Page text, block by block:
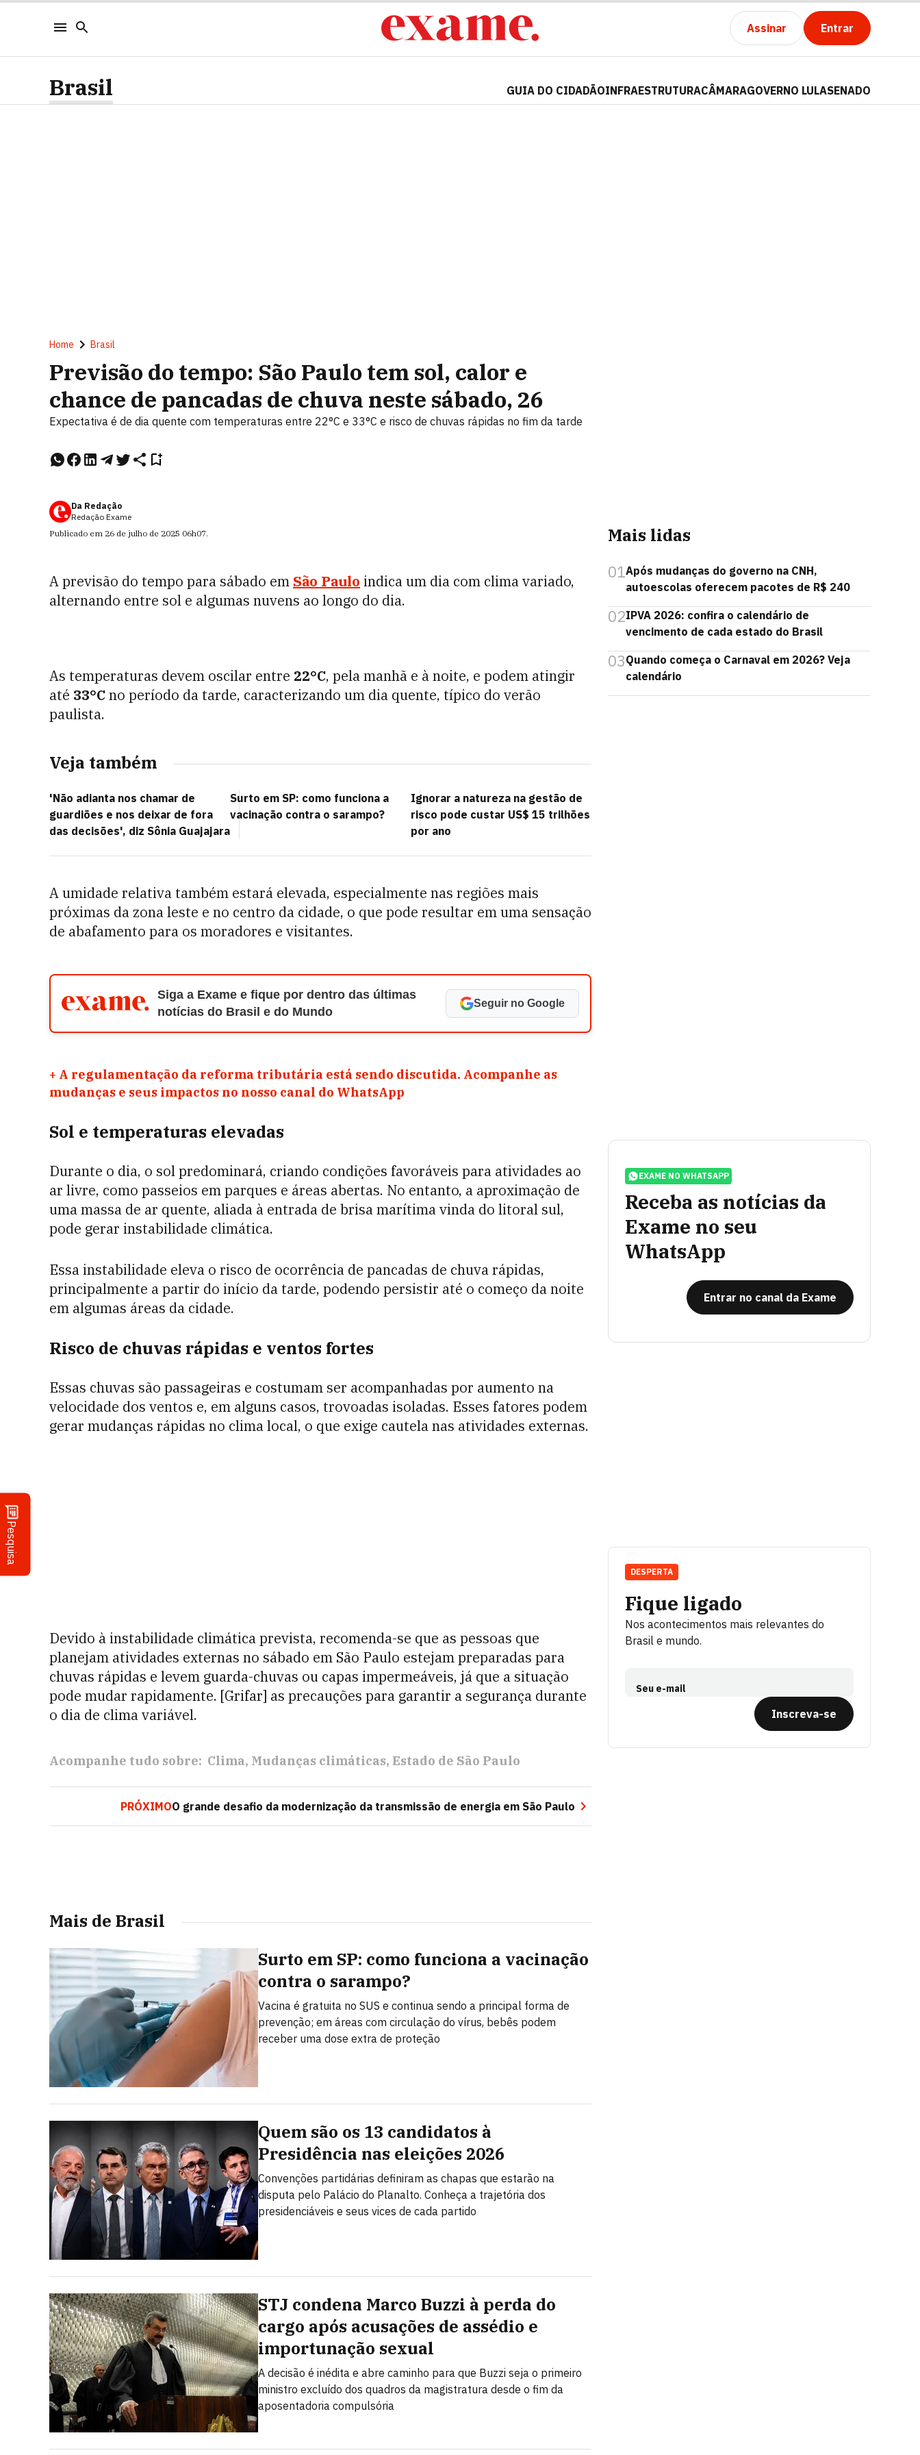
Assinar Entrar
Pesquisa
Brasil GUIA DO CIDADÃOINFRAESTRUTURACÂMARAGOVERNO LULASENADO
Home Brasil
Previsão do tempo: São Paulo tem sol, calor e
chance de pancadas de chuva neste sábado, 26
Expectativa é de dia quente com temperaturas entre 22°C e 33°C e risco de chuvas rápidas no fim da tarde
Da Redação
Redação Exame
Publicado em 26 de julho de 2025 06h07.
A previsão do tempo para sábado em São Paulo indica um dia com clima variado,
alternando entre sol e algumas nuvens ao longo do dia.
As temperaturas devem oscilar entre 22°C, pela manhã e à noite, e podem atingir
até 33°Cno período da tarde, caracterizando um dia quente, típico do verão
paulista.
Veja também
'Não adianta nos chamar de
guardiões e nos deixar de fora
das decisões', diz Sônia Guajajara
Surto em SP: como funciona a
vacinação contra o sarampo?
Ignorar a natureza na gestão de
risco pode custar US$ 15 trilhões
por ano
A umidade relativa também estará elevada, especialmente nas regiões mais
próximas da zona leste e no centro da cidade, o que pode resultar em uma sensação
de abafamento para os moradores e visitantes.
Siga a Exame e fique por dentro das últimas
notícias do Brasil e do Mundo
Seguir no Google
+ A regulamentação da reforma tributária está sendo discutida. Acompanhe as
mudanças e seus impactos no nosso canal do WhatsApp
Sol e temperaturas elevadas
Durante o dia, o sol predominará, criando condições favoráveis para atividades ao
ar livre, como passeios em parques e áreas abertas. No entanto, a aproximação de
uma massa de ar quente, aliada à entrada de brisa marítima vinda do litoral sul,
pode gerar instabilidade climática.
Essa instabilidade eleva o risco de ocorrência de pancadas de chuva rápidas,
principalmente a partir do início da tarde, podendo persistir até o começo da noite
em algumas áreas da cidade.
Risco de chuvas rápidas e ventos fortes
Essas chuvas são passageiras e costumam ser acompanhadas por aumento na
velocidade dos ventos e, em alguns casos, trovoadas isoladas. Esses fatores podem
gerar mudanças rápidas no clima local, o que exige cautela nas atividades externas.
Devido à instabilidade climática prevista, recomenda-se que as pessoas que
planejam atividades externas no sábado em São Paulo estejam preparadas para
chuvas rápidas e levem guarda-chuvas ou capas impermeáveis, já que a situação
pode mudar rapidamente. [Grifar] as precauções para garantir a segurança durante
o dia de clima variável.
Acompanhe tudo sobre: Clima Mudanças climáticas Estado de São Paulo
PRÓXIMOO grande desafio da modernização da transmissão de energia em São Paulo
Mais de Brasil
Surto em SP: como funciona a vacinação
contra o sarampo?
Vacina é gratuita no SUS e continua sendo a principal forma de
prevenção; em áreas com circulação do vírus, bebês podem
receber uma dose extra de proteção
Quem são os 13 candidatos à
Presidência nas eleições 2026
Convenções partidárias definiram as chapas que estarão na
disputa pelo Palácio do Planalto. Conheça a trajetória dos
presidenciáveis e seus vices de cada partido
STJ condena Marco Buzzi à perda do
cargo após acusações de assédio e
importunação sexual
A decisão é inédita e abre caminho para que Buzzi seja o primeiro
ministro excluído dos quadros da magistratura desde o fim da
aposentadoria compulsória
Mais lidas
01Após mudanças do governo na CNH,
autoescolas oferecem pacotes de R$ 240
02IPVA 2026: confira o calendário de
vencimento de cada estado do Brasil
03Quando começa o Carnaval em 2026? Veja
calendário
EXAME NO WHATSAPP
Receba as notícias da
Exame no seu
WhatsApp
Entrar no canal da Exame
Fique ligado
Nos acontecimentos mais relevantes do
Brasil e mundo.
Seu e-mail
Inscreva-se
DESPERTA